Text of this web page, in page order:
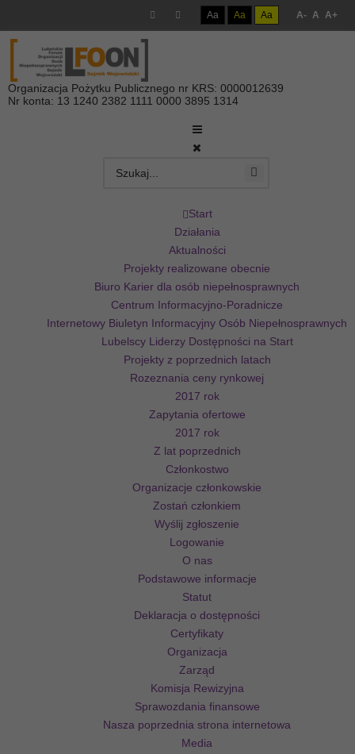
Aa Aa Aa A- A A+
Organizacja Pożytku Publicznego nr KRS: 0000012639
Nr konta: 13 1240 2382 1111 0000 3895 1314
Start
Działania
Aktualności
Projekty realizowane obecnie
Biuro Karier dla osób niepełnosprawnych
Centrum Informacyjno-Poradnicze
Internetowy Biuletyn Informacyjny Osób Niepełnosprawnych
Lubelscy Liderzy Dostępności na Start
Projekty z poprzednich latach
Rozeznania ceny rynkowej
2017 rok
Zapytania ofertowe
2017 rok
Z lat poprzednich
Członkostwo
Organizacje członkowskie
Zostań członkiem
Wyślij zgłoszenie
Logowanie
O nas
Podstawowe informacje
Statut
Deklaracja o dostępności
Certyfikaty
Organizacja
Zarząd
Komisja Rewizyjna
Sprawozdania finansowe
Nasza poprzednia strona internetowa
Media